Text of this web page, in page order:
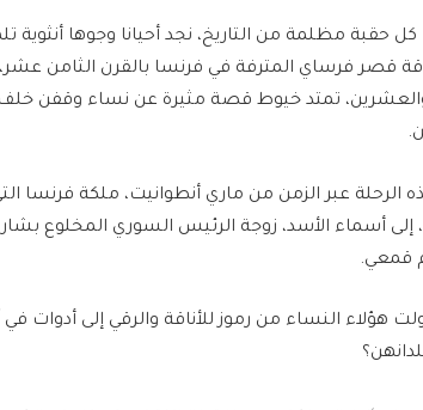
حقبة مظلمة من التاريخ، نجد أحيانا وجوها
قصر فرساي المترفة في فرنسا بالقرن الثامن
والعشرين، تمتد خيوط قصة مثيرة عن نساء وقفن
الرحلة عبر الزمن من ماري أنطوانيت، ملكة فرنسا
أسماء الأسد، زوجة الرئيس السوري المخلوع بشار
قمعي.
هؤلاء النساء من رموز للأناقة والرقي إلى أدوات